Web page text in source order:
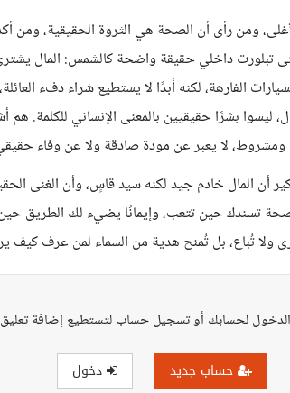
ومن رأى أن الصحة هي الثروة الحقيقية، ومن
تبلورت داخلي حقيقة واضحة كالشمس: المال
الفارهة، لكنه أبدًا لا يستطيع شراء دفء
ليسوا بشرًا حقيقيين بالمعنى الإنساني للكلمة.
لا يعبر عن مودة صادقة ولا عن وفاء
أن المال خادم جيد لكنه سيد قاسٍ، وأن الغنى
تسندك حين تتعب، وإيمانًا يضيء لك الطريق
ولا تُباع، بل تُمنح هدية من السماء لمن عرف كيف
لحسابك أو تسجيل حساب لتستطيع إضافة تعليق
حساب جديد دخول